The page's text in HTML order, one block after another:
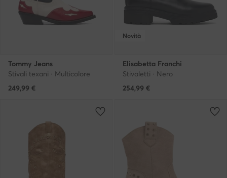
Tommy Jeans
Stivali texani · Multicolore
249,99 €
Novità
Elisabetta Franchi
Stivaletti · Nero
254,99 €